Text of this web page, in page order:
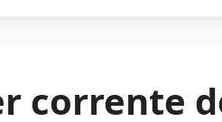
corrente